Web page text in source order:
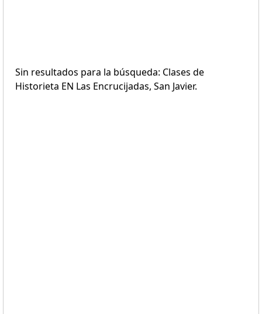
Sin resultados para la búsqueda: Clases de
Historieta EN Las Encrucijadas, San Javier.